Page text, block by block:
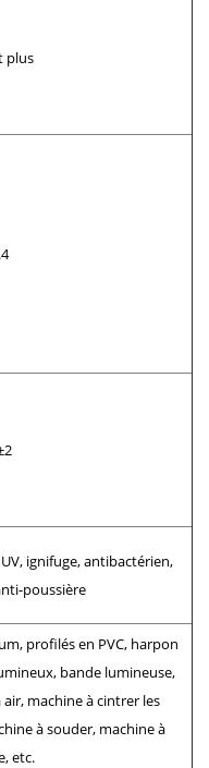
plus
ignifuge, antibactérien,
poussière
profilés en PVC, harpon
bande lumineuse,
machine à cintrer les
à souder, machine à
etc.